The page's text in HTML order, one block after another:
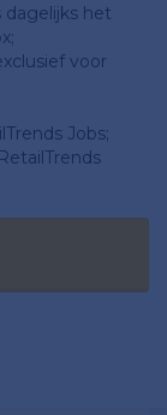
dagelijks het
voor
Jobs;